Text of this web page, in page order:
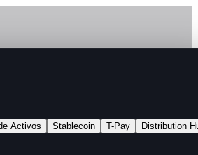
Activos Stablecoin T-Pay
Distribution